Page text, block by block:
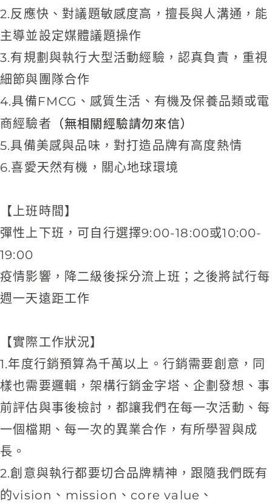
2.反應快、對議題敏感度高，擅長與人溝通，能
主導並設定媒體議題操作
3.有規劃與執行大型活動經驗，認真負責，重視
細節與團隊合作
4.具備FMCG、感質生活、有機及保養品類或電
商經驗者
（無相關經驗請勿來信）
5.具備美感與品味，對打造品牌有高度熱情
6.喜愛天然有機，關心地球環境
【上班時間】
彈性上下班，可自行選擇9:00-18:00或10:00-
19:00
疫情影響，降二級後採分流上班；之後將試行每
週一天遠距工作
【實際工作狀況】
1.年度行銷預算為千萬以上。行銷需要創意，同
樣也需要邏輯，架構行銷金字塔、企劃發想、事
前評估與事後檢討，都讓我們在每一次活動、每
一個檔期、每一次的異業合作，有所學習與成
長。
2.創意與執行都要切合品牌精神，跟隨我們既有
的vision、mission、core value、